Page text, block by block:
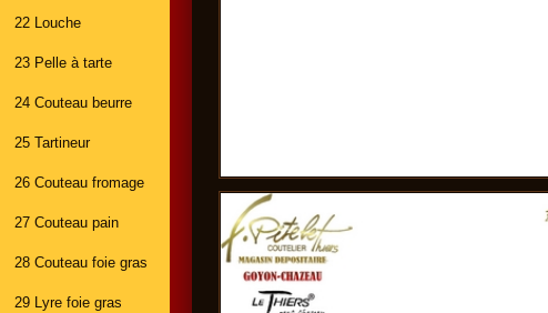
22 Louche
23 Pelle à tarte
24 Couteau beurre
25 Tartineur
26 Couteau fromage
27 Couteau pain
28 Couteau foie gras
29 Lyre foie gras